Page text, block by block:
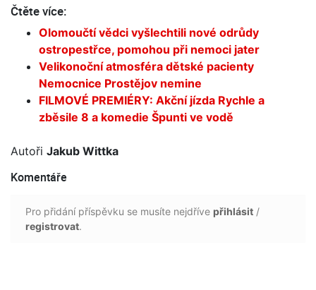
Čtěte více:
Olomoučtí vědci vyšlechtili nové odrůdy
ostropestřce, pomohou při nemoci jater
Velikonoční atmosféra dětské pacienty
Nemocnice Prostějov nemine
FILMOVÉ PREMIÉRY: Akční jízda Rychle a
zběsile 8 a komedie Špunti ve vodě
Autoři Jakub Wittka
Komentáře
Pro přidání příspěvku se musíte nejdříve přihlásit /
registrovat.